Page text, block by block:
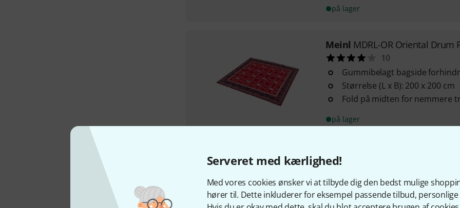
Serveret med kærlighed!
Med vores cookies ønsker vi at tilbyde dig den bedst mulige
hører til. Dette inkluderer for eksempel passende tilbud,
på lager
Meinl MDRL-OR Oriental Drum
10
Gummibelagt bagside
Størrelse (L x B): 200 x 200 cm
Fold på midten for nemmere
på lager
Meinl
Mål: 160 x 140 cm
Kompakt størrelse til mindre